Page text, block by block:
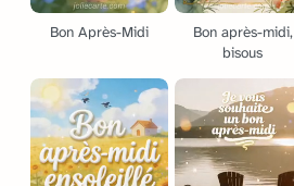
Bon Après-Midi
Bon après-midi,
bisous